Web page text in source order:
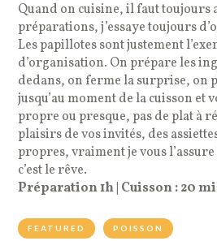
Quand on cuisine, il faut toujours
préparations, j’essaye toujours
Les papillotes sont justement
d’organisation. On prépare les
dedans, on ferme la surprise, on
jusqu’au moment de la cuisson et
propre ou presque, pas de plat à
plaisirs de vos invités, des
propres, vraiment je vous
c’est le rêve.
Préparation 1h | Cuisson : 20
FEATURED POISSON